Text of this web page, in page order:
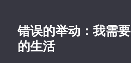
错误的举动：我需
的生活